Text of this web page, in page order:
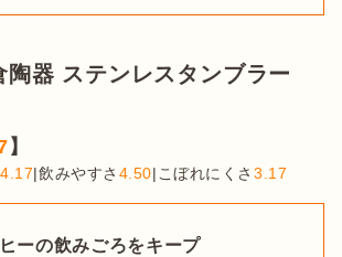
陶器 ステンレスタンブラー
】
4.17|飲みやすさ 4.50|こぼれにくさ 3.17
ーの飲みごろをキープ